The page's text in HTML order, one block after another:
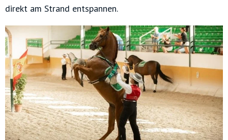
direkt am Strand entspannen.